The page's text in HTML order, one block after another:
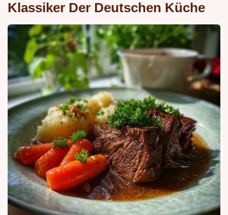
Klassiker Der Deutschen Küche